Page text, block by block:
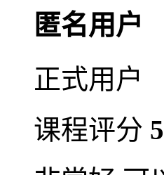
匿名用户
正式用户
课程评分 5